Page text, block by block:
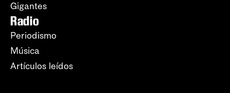
Gigantes
Radio
Periodismo
Música
Artículos leídos